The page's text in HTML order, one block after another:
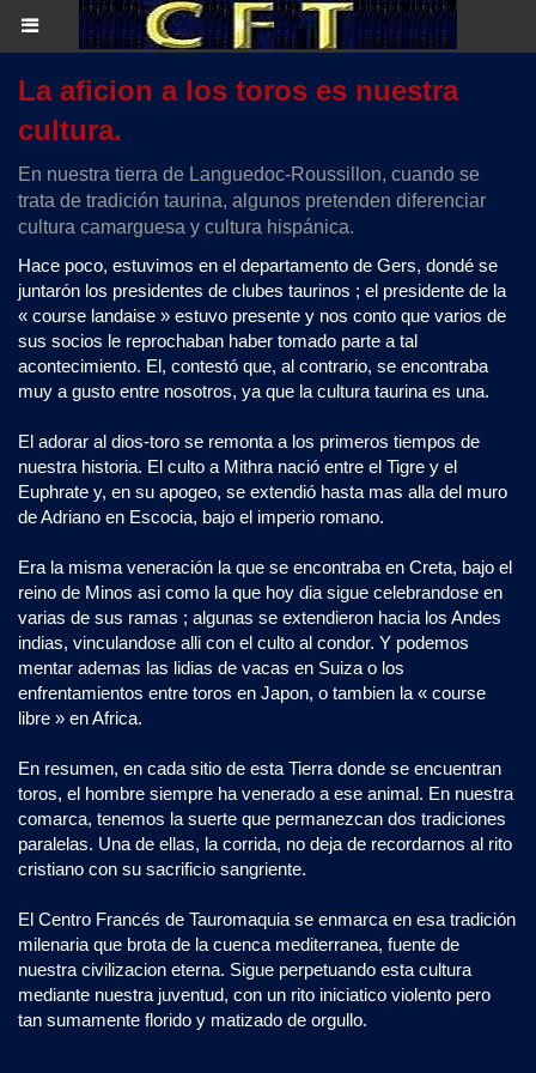
La aficion a los toros es nuestra
cultura.
En nuestra tierra de Languedoc-Roussillon, cuando se
trata de tradición taurina, algunos pretenden diferenciar
cultura camarguesa y cultura hispánica.
Hace poco, estuvimos en el departamento de Gers, dondé se
juntarón los presidentes de clubes taurinos ; el presidente de la
« course landaise » estuvo presente y nos conto que varios de
sus socios le reprochaban haber tomado parte a tal
acontecimiento. El, contestó que, al contrario, se encontraba
muy a gusto entre nosotros, ya que la cultura taurina es una.
El adorar al dios-toro se remonta a los primeros tiempos de
nuestra historia. El culto a Mithra nació entre el Tigre y el
Euphrate y, en su apogeo, se extendió hasta mas alla del muro
de Adriano en Escocia, bajo el imperio romano.
Era la misma veneración la que se encontraba en Creta, bajo el
reino de Minos asi como la que hoy dia sigue celebrandose en
varias de sus ramas ; algunas se extendieron hacia los Andes
indias, vinculandose alli con el culto al condor. Y podemos
mentar ademas las lidias de vacas en Suiza o los
enfrentamientos entre toros en Japon, o tambien la « course
libre » en Africa.
En resumen, en cada sitio de esta Tierra donde se encuentran
toros, el hombre siempre ha venerado a ese animal. En nuestra
comarca, tenemos la suerte que permanezcan dos tradiciones
paralelas. Una de ellas, la corrida, no deja de recordarnos al rito
cristiano con su sacrificio sangriente.
El Centro Francés de Tauromaquia se enmarca en esa tradición
milenaria que brota de la cuenca mediterranea, fuente de
nuestra civilizacion eterna. Sigue perpetuando esta cultura
mediante nuestra juventud, con un rito iniciatico violento pero
tan sumamente florido y matizado de orgullo.